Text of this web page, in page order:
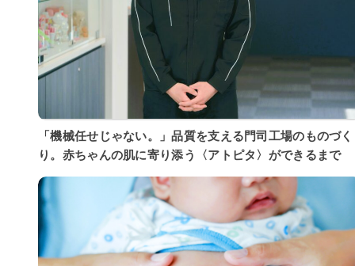
「機械任せじゃない。」品質を支える門司工場のものづく
り。赤ちゃんの肌に寄り添う〈アトピタ〉ができるまで